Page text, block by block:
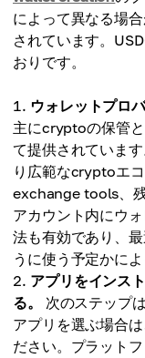
によって異なる場
されています。
おりです。
ウォレットプロ
主にcryptoの保管
て提供されていま
り広範なcryptoエ
exchange tools、残
アカウント内にウ
法も有効であり、
うに使う予定かに
アプリをインス
る。
次のステップ
アプリを選ぶ場合
ださい。プラット